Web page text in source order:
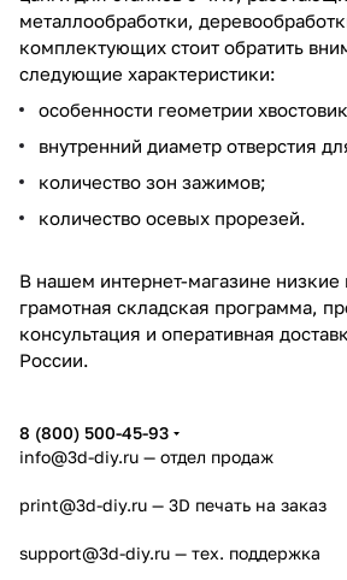
металлообработки,
комплектующих стоит обратить
следующие характеристики:
особенности геометрии
внутренний диаметр отверстия
количество зон зажимов;
количество осевых прорезей.
В нашем интернет-магазине низкие
грамотная складская программа,
консультация и оперативная
России.
8 (800) 500-45-93
info@3d-diy.ru — отдел продаж
print@3d-diy.ru — 3D печать на заказ
support@3d-diy.ru — тех. поддержка